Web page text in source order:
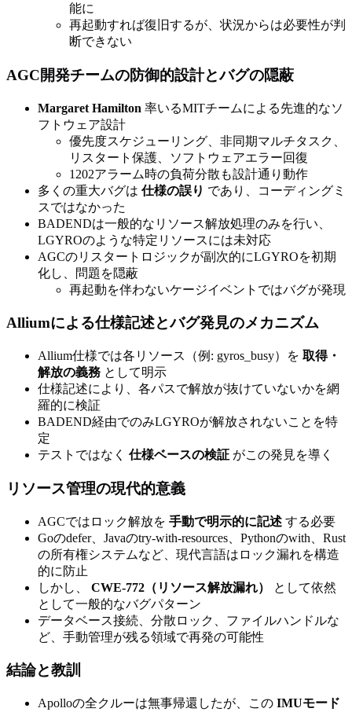
能に
再起動すれば復旧するが、状況からは必要性が判
断できない
AGC開発チームの防御的設計とバグの隠蔽
Margaret Hamilton 率いるMITチームによる先進的なソ
フトウェア設計
優先度スケジューリング、非同期マルチタスク、
リスタート保護、ソフトウェアエラー回復
1202アラーム時の負荷分散も設計通り動作
多くの重大バグは 仕様の誤り であり、コーディングミ
スではなかった
BADENDは一般的なリソース解放処理のみを行い、
LGYROのような特定リソースには未対応
AGCのリスタートロジックが副次的にLGYROを初期
化し、問題を隠蔽
再起動を伴わないケージイベントではバグが発現
Alliumによる仕様記述とバグ発見のメカニズム
Allium仕様では各リソース（例: gyros_busy）を 取得・
解放の義務 として明示
仕様記述により、各パスで解放が抜けていないかを網
羅的に検証
BADEND経由でのみLGYROが解放されないことを特
定
テストではなく 仕様ベースの検証 がこの発見を導く
リソース管理の現代的意義
AGCではロック解放を 手動で明示的に記述 する必要
Goのdefer、Javaのtry-with-resources、Pythonのwith、Rust
の所有権システムなど、現代言語はロック漏れを構造
的に防止
しかし、 CWE-772（リソース解放漏れ）
として依然
として一般的なバグパターン
データベース接続、分散ロック、ファイルハンドルな
ど、手動管理が残る領域で再発の可能性
結論と教訓
Apolloの全クルーは無事帰還したが、この IMUモード